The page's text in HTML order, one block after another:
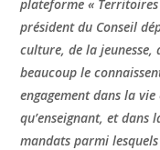
plateforme «
président du Conseil
culture, de la
beaucoup le
engagement dans la
qu’enseignant, et
mandats parmi